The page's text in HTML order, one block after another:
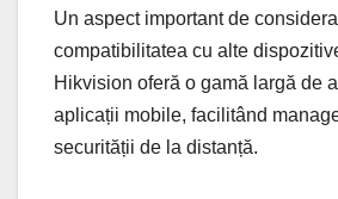
Un aspect important de
compatibilitatea cu alte
Hikvision oferă o gamă largă de
aplicații mobile, facilitând
securității de la distanță.